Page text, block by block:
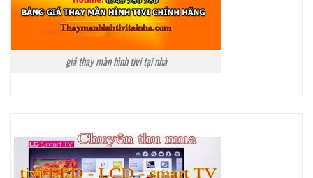
giá thay màn hình tivi tại nhà